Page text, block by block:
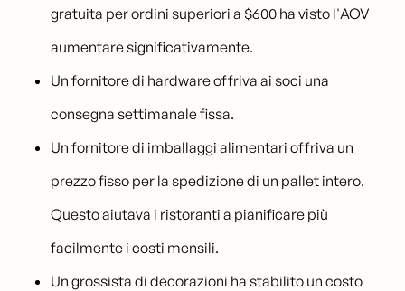
gratuita per ordini superiori a $600 ha visto l'AOV
aumentare significativamente.
Un fornitore di hardware offriva ai soci una
consegna settimanale fissa.
Un fornitore di imballaggi alimentari offriva un
prezzo fisso per la spedizione di un pallet intero.
Questo aiutava i ristoranti a pianificare più
facilmente i costi mensili.
Un grossista di decorazioni ha stabilito un costo